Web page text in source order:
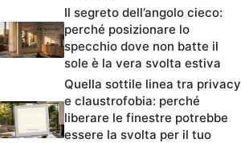
Il segreto dell’angolo cieco:
perché posizionare lo
specchio dove non batte il
sole è la vera svolta estiva
Quella sottile linea tra privacy
e claustrofobia: perché
liberare le finestre potrebbe
essere la svolta per il tuo